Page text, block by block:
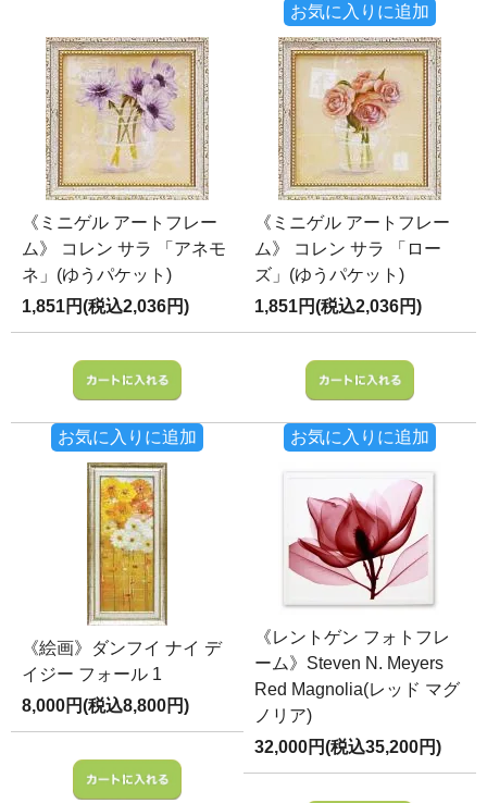
お気に入りに追加
《ミニゲル アートフレー
ム》 コレン サラ 「アネモ
ネ」(ゆうパケット)
1,851円(税込2,036円)
お気に入りに追加
《ミニゲル アートフレー
ム》 コレン サラ 「ロー
ズ」(ゆうパケット)
1,851円(税込2,036円)
お気に入りに追加
《絵画》ダンフイ ナイ デ
イジー フォール 1
8,000円(税込8,800円)
《レントゲン フォトフレ
ーム》Steven N. Meyers
Red Magnolia(レッド マグ
ノリア)
32,000円(税込35,200円)